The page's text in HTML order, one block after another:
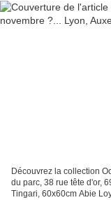
Découvrez la collection
du parc, 38 rue tête d'or,
Tingari, 60x60cm Abie